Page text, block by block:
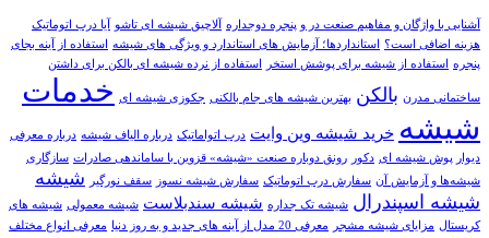
آشنایی با واژگان و مفاهیم صنعت در و پنجره دوجداره آلاچیق شیشه ای تاشو
آیا درب اتوماتیک
هزینه اضافی است؟
استانداردها؛ آزمایش های استاندارد و ویژگی های شیشه
استفاده از آینه بجای
پنجره
استفاده از شیشه برای پوشش استخر استفاده از نرده شیشه ای بالکن برای داشتن
ساختمانی مدرن بالکن بهترین شیشه های جام بالکنی جکوزی شیشه ای خدمات
شیشه خرید شيشه وين وايت درب اتواماتیک درباره الیاف شیشه درباره معرفی
دیوار پوش شیشه ای دکور رونق دوباره صنعت «شیشه» قزوین با ساماندهی صادرات سازگاری
شیشه‌ها و آزمایش آن سفارش درب اتوماتيک سفارش شيشه نسوز سقف نورگیر
شيشه
شیشه اسپندرال شیشه تک جداره شیشه سندبلاست شیشه معمولی شیشه های
کریستال مزایای شیشه مشجر معرفی 20 مدل از آینه های جدید و به روز دنیا
معرفی انواع مختلف